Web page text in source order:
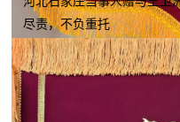
尽责，不负重托